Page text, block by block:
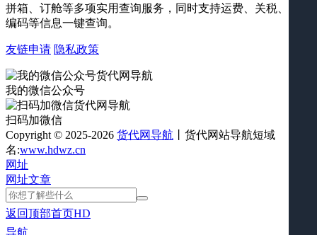
拼箱、订舱等多项实用查询服务，同时支持运费、关税、海关
编码等信息一键查询。
友链申请 隐私政策
我的微信公众号
扫码加微信
Copyright © 2025-2026 货代网导航 丨货代网站导航短域
名:www.hdwz.cn
网址
网址文章
返回顶部首页HD
导航